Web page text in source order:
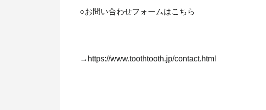
○お問い合わせフォームはこちら
→https://www.toothtooth.jp/contact.html